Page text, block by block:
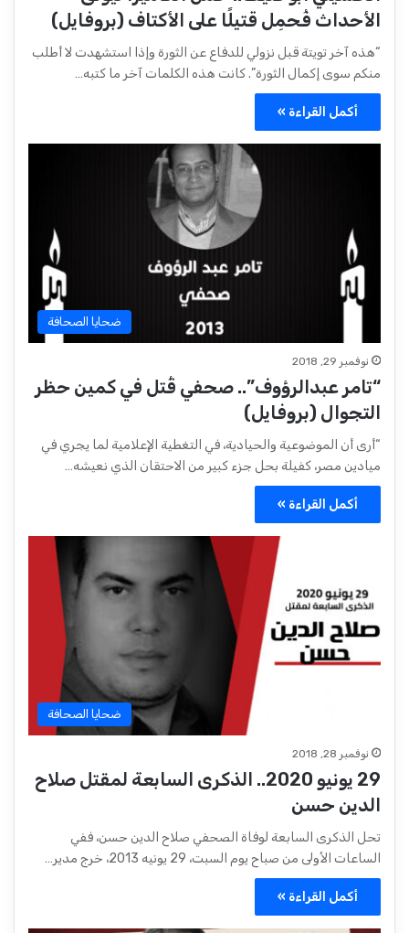
الأحداث فُحمِل قتيلًا على الأكتاف (بروفايل)
“هذه آخر تويتة قبل نزولي للدفاع عن الثورة وإذا استشهدت لا أطلب
منكم سوى إكمال الثورة”. كانت هذه الكلمات آخر ما كتبه…
أكمل القراءة »
ضحايا الصحافة
نوفمبر 29, 2018
“تامر عبدالرؤوف”.. صحفي قُتل في كمين حظر
التجوال (بروفايل)
“أرى أن الموضوعية والحيادية، في التغطية الإعلامية لما يجري في
ميادين مصر، كفيلة بحل جزء كبير من الاحتقان الذي نعيشه…
أكمل القراءة »
ضحايا الصحافة
نوفمبر 28, 2018
29 يونيو 2020.. الذكرى السابعة لمقتل صلاح
الدين حسن
تحل الذكرى السابعة لوفاة الصحفي صلاح الدين حسن، ففي
الساعات الأولى من صباح يوم السبت، 29 يونيه 2013، خرج مدير…
أكمل القراءة »